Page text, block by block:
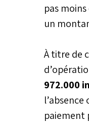
pas
un
À titre de
972.000
paiement